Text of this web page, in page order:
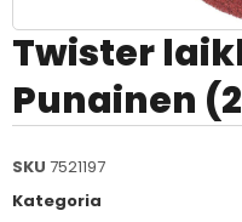
Twister
Punainen
SKU 7521197
Kategoria